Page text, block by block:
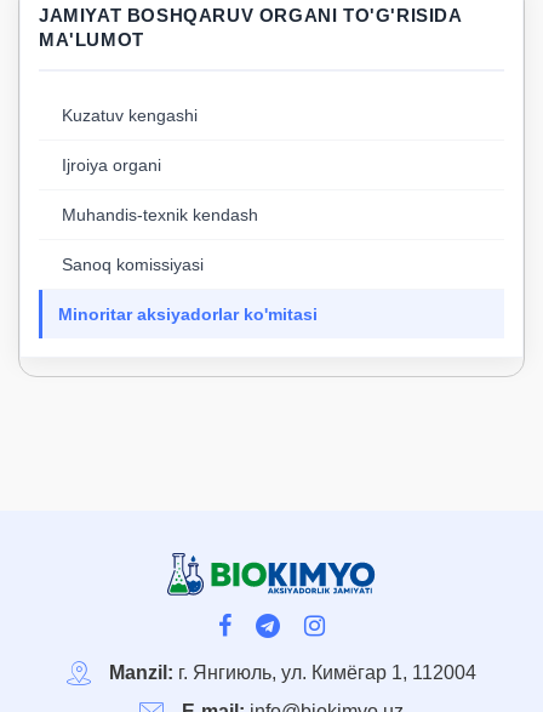
JAMIYAT BOSHQARUV ORGANI TO'G'RISIDA
MA'LUMOT
Kuzatuv kengashi
Ijroiya organi
Muhandis-texnik kendash
Sanoq komissiyasi
Minoritar aksiyadorlar ko'mitasi
Manzil: г. Янгиюль, ул. Кимёгар 1, 112004